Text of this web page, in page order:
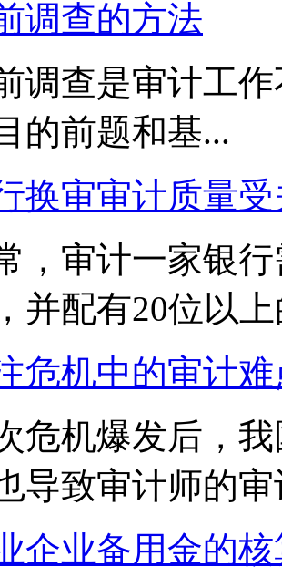
调查的方法
调查是审计工
的前题和基...
换审审计质量
，审计一家银
并配有20位以
危机中的审计难
危机爆发后，
导致审计师的
企业备用金的核